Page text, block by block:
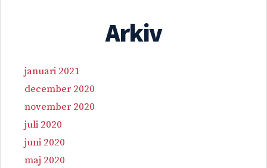
Arkiv
januari 2021
december 2020
november 2020
juli 2020
juni 2020
maj 2020